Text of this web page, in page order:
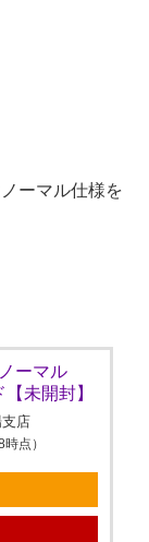
ーマル仕様を
ーマル
未開封】
店
点）